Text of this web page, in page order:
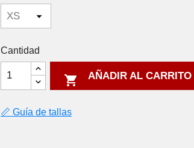
Cantidad
 AÑADIR AL CARRITO
📏 Guía de tallas